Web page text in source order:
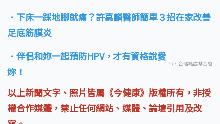
．下床一踩地腳就痛？許嘉麟醫師簡單３招在家改善
足底筋膜炎
．伴侶和妳一起預防HPV，才有資格說愛
妳！
PR・台灣癌症基金會
以上新聞文字、照片皆屬《今健康》版權所有，非授
權合作媒體，禁止任何網站、媒體、論壇引用及改